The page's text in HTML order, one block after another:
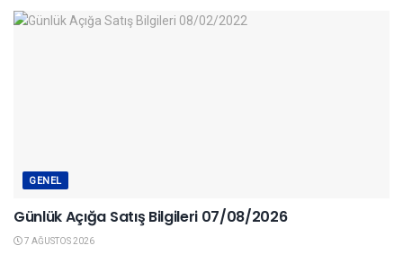
GENEL
Günlük Açığa Satış Bilgileri 07/08/2026
7 AĞUSTOS 2026